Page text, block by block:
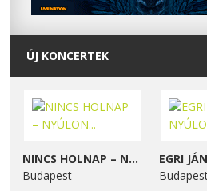
ÚJ KONCERTEK
NINCS HOLNAP – NYÚLON...
Budapest